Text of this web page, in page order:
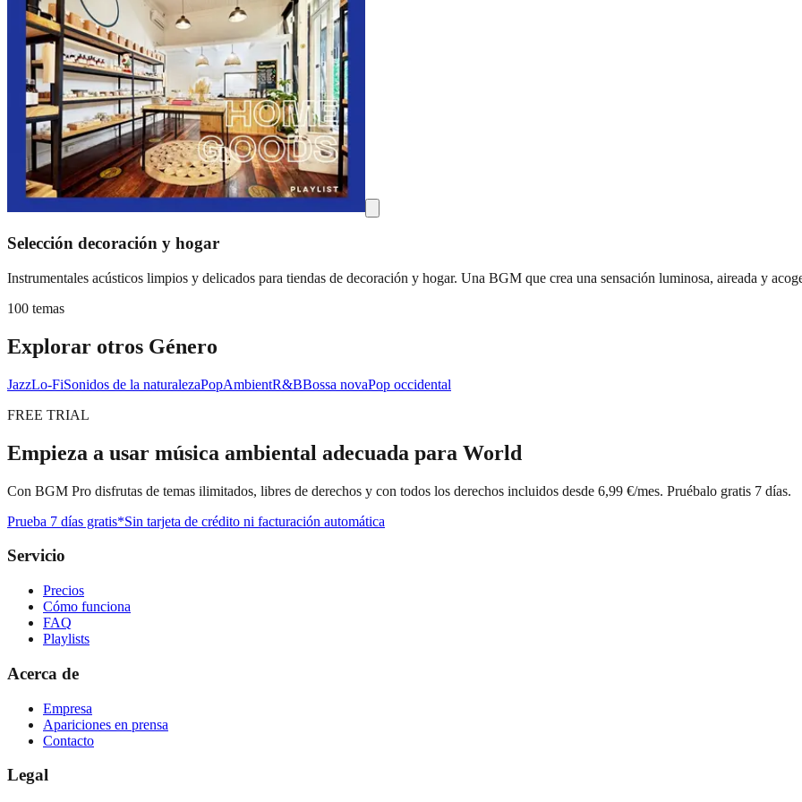
Selección decoración y hogar
Instrumentales acústicos limpios y delicados para tiendas de decoración y hogar. Una BGM que crea una sensación luminosa, aireada y
100 temas
Explorar otros Género
JazzLo-FiSonidos de la naturalezaPopAmbientR&BBossa novaPop occidental
FREE TRIAL
Empieza a usar música ambiental adecuada para World
Con BGM Pro disfrutas de temas ilimitados, libres de derechos y con todos los derechos incluidos desde 6,99 €/mes. Pruébalo gratis 7 días.
Prueba 7 días gratis*Sin tarjeta de crédito ni facturación automática
Servicio
Precios
Cómo funciona
FAQ
Playlists
Acerca de
Empresa
Apariciones en prensa
Contacto
Legal